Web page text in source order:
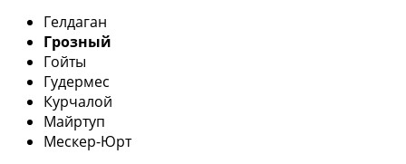
Гелдаган
Грозный
Гойты
Гудермес
Курчалой
Майртуп
Мескер-Юрт